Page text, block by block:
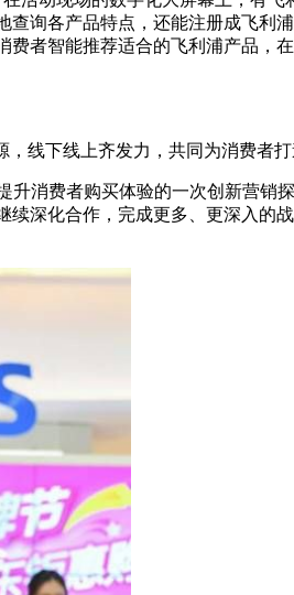
询各产品特点，还能注册成飞利
者智能推荐适合的飞利浦产品，
线下线上齐发力，共同为消费者
升消费者购买体验的一次创新营销
深化合作，完成更多、更深入的